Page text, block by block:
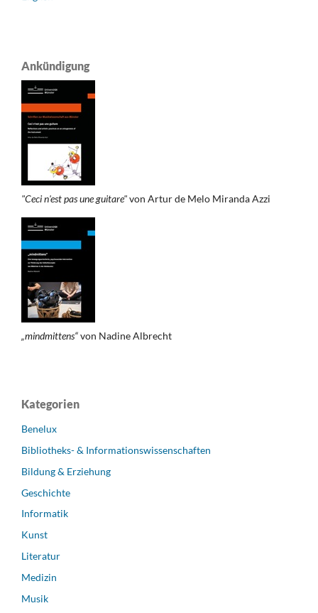
Ankündigung
"Ceci n'est pas une guitare"von Artur de Melo Miranda Azzi
„mindmittens“von Nadine Albrecht
Kategorien
Benelux
Bibliotheks- & Informationswissenschaften
Bildung & Erziehung
Geschichte
Informatik
Kunst
Literatur
Medizin
Musik